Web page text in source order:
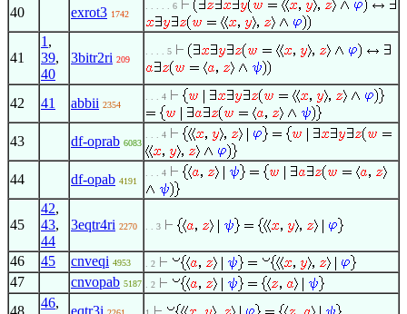
40 exrot3 1742
. . . . . 6
41
1 ,
39,
40
3bitr2ri 209
. . . . 5
42 41 abbii 2354
. . . 4
43 df-oprab 6083
. . . 4
44 df-opab 4191
. . . 4
45
42,
43,
44
3eqtr4ri 2270 . . 3
46 45 cnveqi 4953 . 2
47 cnvopab 5187 . 2
48
46,
eqtr3i